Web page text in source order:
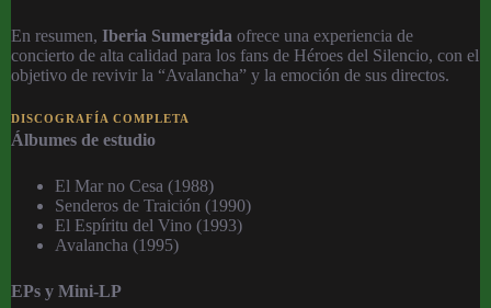
En resumen, Iberia Sumergida ofrece una experiencia de
concierto de alta calidad para los fans de Héroes del Silencio, con el
objetivo de revivir la “Avalancha” y la emoción de sus directos.
DISCOGRAFÍA COMPLETA
Álbumes de estudio
El Mar no Cesa (1988)
Senderos de Traición (1990)
El Espíritu del Vino (1993)
Avalancha (1995)
EPs y Mini-LP